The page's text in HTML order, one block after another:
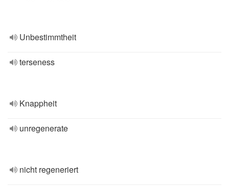
Unbestimmtheit
terseness
Knappheit
unregenerate
nicht regeneriert